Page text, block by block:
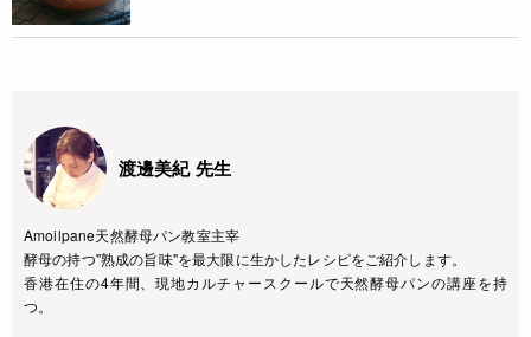
渡邊美紀 先生
Amoilpane天然酵母パン教室主宰
酵母の持つ"熟成の旨味"を最大限に生かしたレシピをご紹介します。
香港在住の4年間、現地カルチャースクールで天然酵母パンの講座を持
つ。